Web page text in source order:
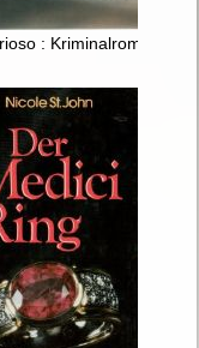
: Kriminalroman